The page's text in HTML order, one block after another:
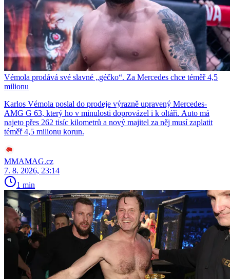
Vémola prodává své slavné „géčko“. Za Mercedes chce téměř 4,5
milionu
Karlos Vémola poslal do prodeje výrazně upravený Mercedes-
AMG G 63, který ho v minulosti doprovázel i k oltáři. Auto má
najeto přes 262 tisíc kilometrů a nový majitel za něj musí zaplatit
téměř 4,5 milionu korun.
MMAMAG.cz
7. 8. 2026, 23:14
1 min